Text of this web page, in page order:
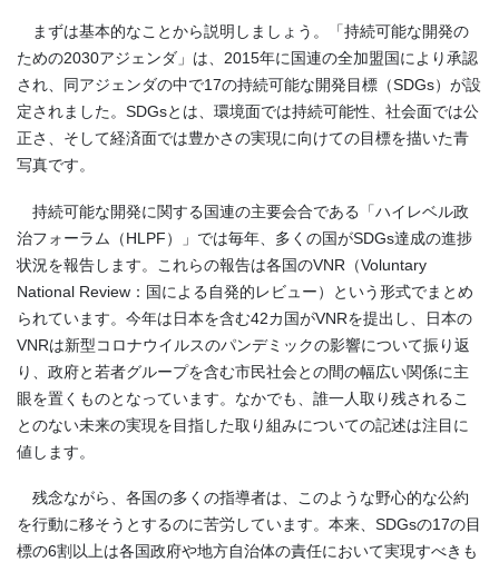
まずは基本的なことから説明しましょう。「持続可能な開発の
ための2030アジェンダ」は、2015年に国連の全加盟国により承認
され、同アジェンダの中で17の持続可能な開発目標（SDGs）が設
定されました。SDGsとは、環境面では持続可能性、社会面では公
正さ、そして経済面では豊かさの実現に向けての目標を描いた青
写真です。
持続可能な開発に関する国連の主要会合である「ハイレベル政
治フォーラム（HLPF）」では毎年、多くの国がSDGs達成の進捗
状況を報告します。これらの報告は各国のVNR（Voluntary
National Review：国による自発的レビュー）という形式でまとめ
られています。今年は日本を含む42カ国がVNRを提出し、日本の
VNRは新型コロナウイルスのパンデミックの影響について振り返
り、政府と若者グループを含む市民社会との間の幅広い関係に主
眼を置くものとなっています。なかでも、誰一人取り残されるこ
とのない未来の実現を目指した取り組みについての記述は注目に
値します。
残念ながら、各国の多くの指導者は、このような野心的な公約
を行動に移そうとするのに苦労しています。本来、SDGsの17の目
標の6割以上は各国政府や地方自治体の責任において実現すべきも